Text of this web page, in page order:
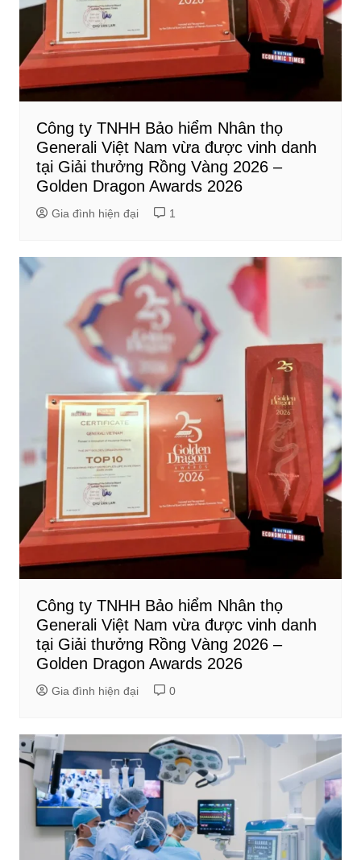
Công ty TNHH Bảo hiểm Nhân thọ
Generali Việt Nam vừa được vinh danh
tại Giải thưởng Rồng Vàng 2026 –
Golden Dragon Awards 2026
Gia đình hiện đại 1
Công ty TNHH Bảo hiểm Nhân thọ
Generali Việt Nam vừa được vinh danh
tại Giải thưởng Rồng Vàng 2026 –
Golden Dragon Awards 2026
Gia đình hiện đại 0